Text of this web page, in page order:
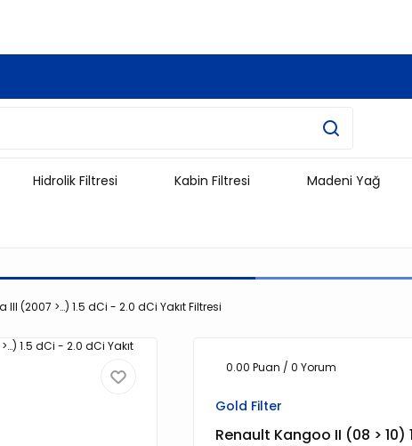
Hidrolik Filtresi Kabin Filtresi Madeni Yağ
(2007 >…) 1.5 dCi - 2.0 dCi Yakıt Filtresi
0.00 Puan / 0 Yorum
Gold Filter
Renault Kangoo II (08 >